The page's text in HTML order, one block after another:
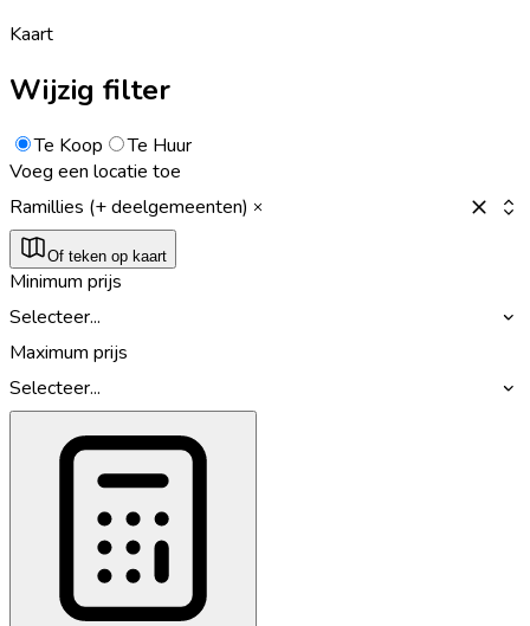
Kaart
Wijzig filter
Te Koop
Te Huur
Voeg een locatie toe
Ramillies (+ deelgemeenten)
Of teken op kaart
Minimum prijs
Selecteer...
Maximum prijs
Selecteer...